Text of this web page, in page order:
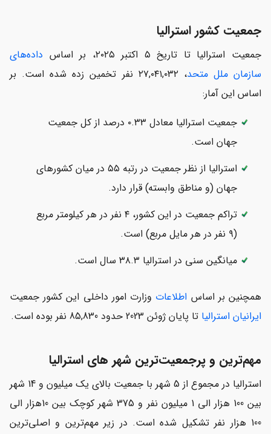
جمعیت کشور استرالیا
جمعیت استرالیا تا تاریخ ۵ اکتبر ۲۰۲۵، بر اساس
داده‌های
سازمان ملل متحد
، ۲۷,۰۴۱,۰۳۲ نفر تخمین زده شده است. بر
اساس این آمار:
جمعیت استرالیا معادل ۰.۳۳ درصد از کل جمعیت
جهان است.
استرالیا از نظر جمعیت در رتبه ۵۵ در میان کشورهای
جهان (و مناطق وابسته) قرار دارد.
تراکم جمعیت در این کشور، ۴ نفر در هر کیلومتر مربع
(۹ نفر در هر مایل مربع) است.
میانگین سنی در استرالیا ۳۸.۳ سال است.
همچنین بر اساس اطلاعات وزارت امور داخلی این کشور جمعیت
ایرانیان استرالیا تا پایان ژوئن 2023 حدود 85,830 نفر بوده است.
مهم‌ترین و پرجمعیت‌ترین شهر های استرالیا
استرالیا در مجموع از 5 شهر با جمعیت بالای یک میلیون و 14 شهر
بین 100 هزار الی 1 میلیون نفر و 375 شهر کوچک بین 10هزار الی
100 هزار نفر تشکیل شده است. در زیر مهم‌ترین و اصلی‌ترین